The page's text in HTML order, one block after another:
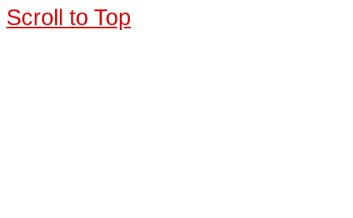
Scroll to Top